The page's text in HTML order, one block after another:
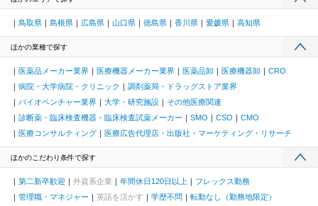
鳥取県 島根県 広島県 山口県 徳島県 香川県 愛媛県 高知県
ほかの業種で探す
医薬品メーカー業界 医療機器メーカー業界 医薬品卸 医療機器卸
CRO
病院・大学病院・クリニック
調剤薬局・ドラッグストア業界
バイオベンチャー業界
大学・研究施設
その他医療関連
診断薬・臨床検査機器・臨床検査試薬メーカー
SMO CSO
CMO
医療コンサルティング
医療広告代理店・出版社・マーケティング・リサーチ
ほかのこだわり条件で探す
第二新卒歓迎 外資系企業 年間休日120日以上
フレックス勤務
管理職・マネジャー
英語を活かす 学歴不問
転勤なし（勤務地限定）